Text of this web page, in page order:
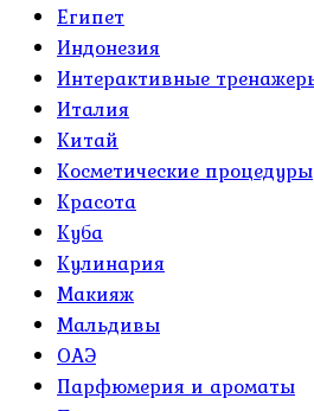
Египет
Индонезия
Интерактивные
Италия
Китай
Косметические процедуры
Красота
Куба
Кулинария
Макияж
Мальдивы
ОАЭ
Парфюмерия и ароматы